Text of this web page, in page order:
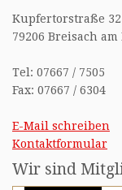
Kupfertorstraße 32
79206 Breisach
Tel: 07667 / 7505
Fax: 07667 / 6304
E-Mail schreiben
Kontaktformular
Wir sind